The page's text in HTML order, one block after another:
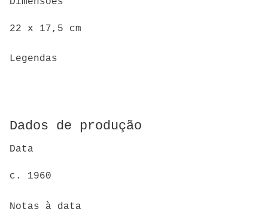
22 x 17,5 cm
Legendas
Dados de produção
Data
c. 1960
Notas à data